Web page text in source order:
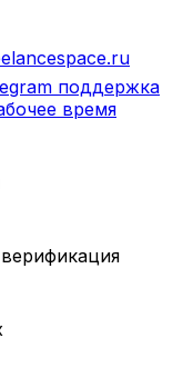
поддержка
время